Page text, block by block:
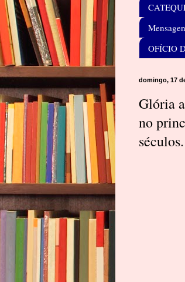
OFÍCIO
domingo, 17
Glória
no